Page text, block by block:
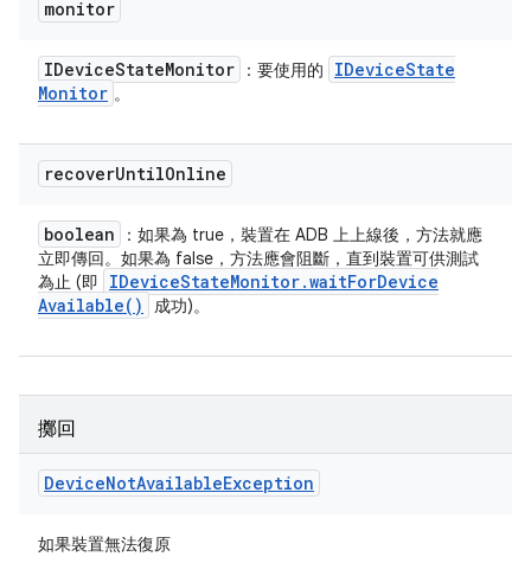
monitor
IDeviceStateMonitor ：要使用的 IDeviceState
Monitor 。
recoverUntilOnline
boolean
：如果為 true，裝置在 ADB 上上線後，方法就應
立即傳回。如果為 false，方法應會阻斷，直到裝置可供測試
為止 (即
IDeviceStateMonitor.waitForDevice
Available( ) 成功)。
擲回
DeviceNotAvailableException
如果裝置無法復原